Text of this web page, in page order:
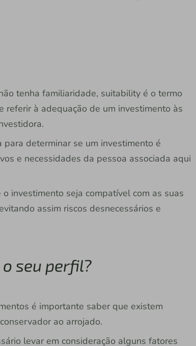
tenha familiaridade, suitability é o termo
referir à adequação de um investimento às
determinar se um investimento é
e necessidades da pessoa associada aqui
investimento seja compatível com as suas
assim riscos desnecessários e
seu perfil?
é importante saber que existem
ao arrojado.
levar em consideração alguns fatores